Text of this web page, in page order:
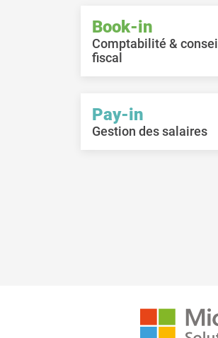
Book-in
Comptabilité & conseil
fiscal
Pay-in
Gestion des salaires